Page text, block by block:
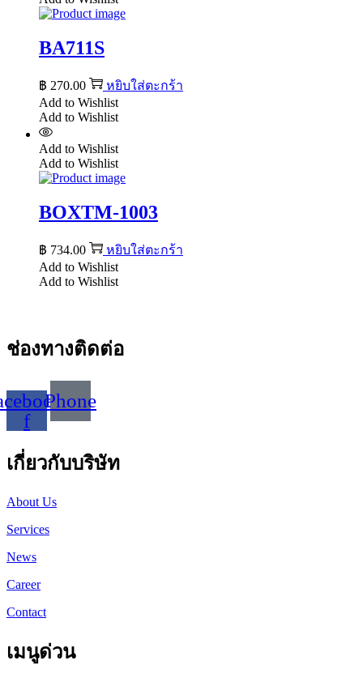
BA711S
฿ 270.00
หยิบใส่ตะกร้า
Add to Wishlist
Add to Wishlist
Add to Wishlist
Add to Wishlist
BOXTM-1003
฿ 734.00
หยิบใส่ตะกร้า
Add to Wishlist
Add to Wishlist
ช่องทางติดต่อ
f
Phone
เกี่ยวกับบริษัท
About Us
Services
News
Career
Contact
เมนูด่วน